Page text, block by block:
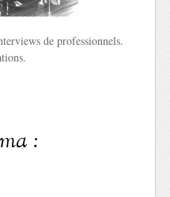
de professionnels.
: